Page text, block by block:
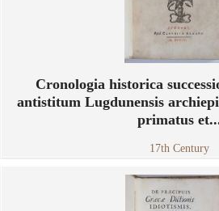
Cronologia historica
antistitum Lugdunensis
primatus
17th Century